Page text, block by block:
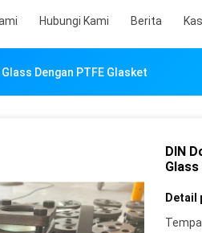
Hubungi Kami Berita
Dengan PTFE Glasket
DIN
Detail